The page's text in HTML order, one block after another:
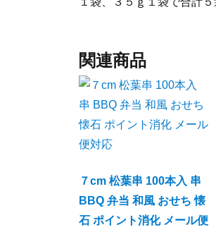
関連商品
７cm 松葉串 100本入 串
BBQ 弁当 和風 おせち 懐
石 ポイント消化 メール便